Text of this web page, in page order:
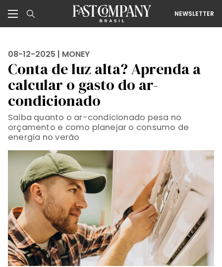
NEWSLETTER
08-12-2025 | MONEY
Conta de luz alta? Aprenda a
calcular o gasto do ar-
condicionado
Saiba quanto o ar-condicionado pesa no
orçamento e como planejar o consumo de
energia no verão